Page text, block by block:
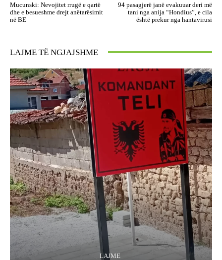
Mucunski: Nevojitet rrugë e qartë
dhe e besueshme drejt anëtarësimit
në BE
94 pasagjerë janë evakuuar deri më
tani nga anija “Hondius”, e cila
është prekur nga hantavirusi
LAJME TË NGJAJSHME
LAJME